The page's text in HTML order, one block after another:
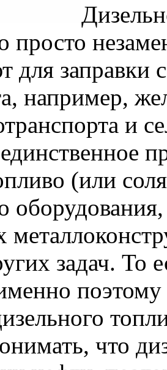
просто
для заправки
например,
и
(или
задач. То
поэтому
что